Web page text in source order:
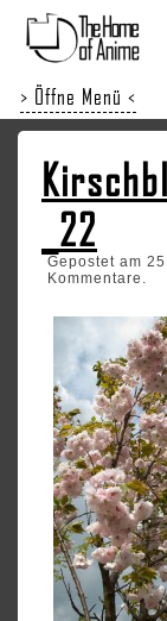
> Öffne Menü <
_22
Gepostet am
Kommentare.